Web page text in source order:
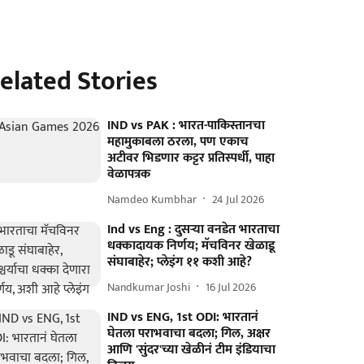
Stories
IND vs PAK : भारत-पाकिस्तानचा
महामुकाबला ठरला, पण एकाच
अटीवर भिडणार कट्टर प्रतिस्पर्धी, पाहा
वेळापत्रक
Namdeo Kumbhar 24 Jul 2026
Ind vs Eng : दुसऱ्या वनडेत भारताचा
धक्कादायक निर्णय; मॅचविनर खेळाडू
संघाबाहेर; प्लेइंग ११ कशी आहे?
Nandkumar Joshi 16 Jul 2026
IND vs ENG, 1st ODI: भारतानं
घेतला पराभवाचा बदला; गिल, अक्षर
आणि 'सुंदर'च्या खेळीनं टीम इंडियाचा